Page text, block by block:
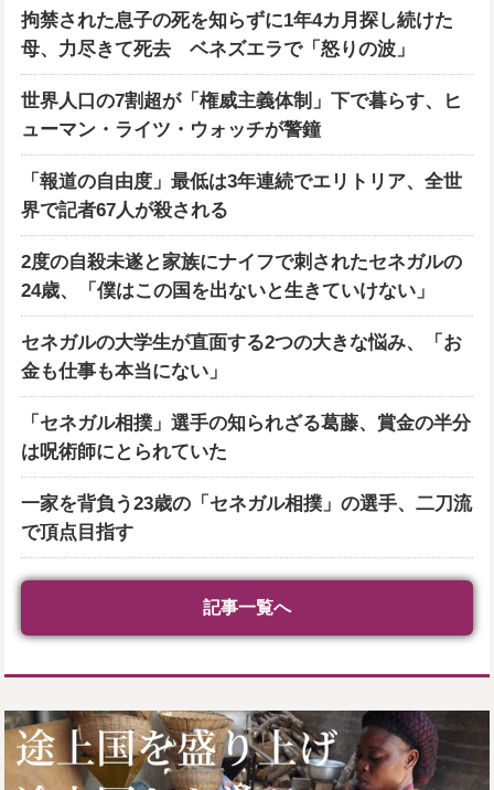
拘禁された息子の死を知らずに1年4カ月探し続けた
母、力尽きて死去 ベネズエラで「怒りの波」
世界人口の7割超が「権威主義体制」下で暮らす、ヒ
ューマン・ライツ・ウォッチが警鐘
「報道の自由度」最低は3年連続でエリトリア、全世
界で記者67人が殺される
2度の自殺未遂と家族にナイフで刺されたセネガルの
24歳、「僕はこの国を出ないと生きていけない」
セネガルの大学生が直面する2つの大きな悩み、「お
金も仕事も本当にない」
「セネガル相撲」選手の知られざる葛藤、賞金の半分
は呪術師にとられていた
一家を背負う23歳の「セネガル相撲」の選手、二刀流
で頂点目指す
記事一覧へ